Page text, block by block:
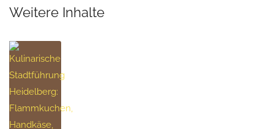
Weitere Inhalte